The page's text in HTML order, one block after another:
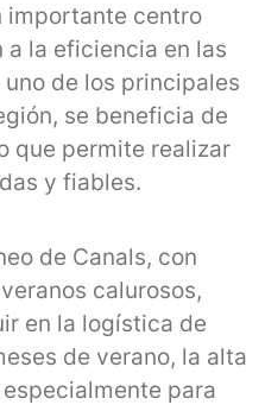
importante centro
la eficiencia en las
de los principales
se beneficia de
que permite realizar
y fiables.
de Canals, con
calurosos,
en la logística de
de verano, la alta
para